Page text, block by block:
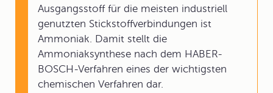
Ausgangsstoff für die meisten industriell
genutzten Stickstoffverbindungen ist
Ammoniak. Damit stellt die
Ammoniaksynthese nach dem HABER-
BOSCH-Verfahren eines der wichtigsten
chemischen Verfahren dar.